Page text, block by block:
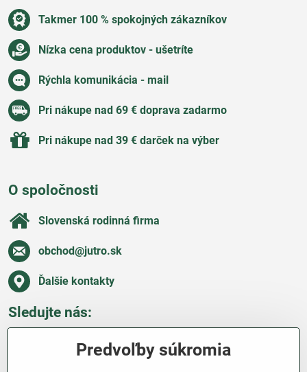
Takmer 100 % spokojných zákazníkov
Nízka cena produktov - ušetríte
Rýchla komunikácia - mail
Pri nákupe nad 69 € doprava zadarmo
Pri nákupe nad 39 € darček na výber
O spoločnosti
Slovenská rodinná firma
obchod​@jutro​.sk
Ďalšie kontakty
Sledujte nás:
Predvoľby súkromia